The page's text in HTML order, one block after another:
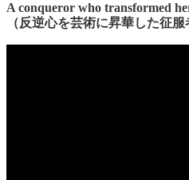
A conqueror who transformed
（反逆心を芸術に昇華した征服